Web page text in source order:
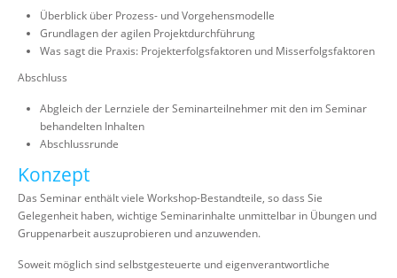
Überblick über Prozess- und Vorgehensmodelle
Grundlagen der agilen Projektdurchführung
Was sagt die Praxis: Projekterfolgsfaktoren und Misserfolgsfaktoren
Abschluss
Abgleich der Lernziele der Seminarteilnehmer mit den im Seminar
behandelten Inhalten
Abschlussrunde
Konzept
Das Seminar enthält viele Workshop-Bestandteile, so dass Sie
Gelegenheit haben, wichtige Seminarinhalte unmittelbar in Übungen und
Gruppenarbeit auszuprobieren und anzuwenden.
Soweit möglich sind selbstgesteuerte und eigenverantwortliche